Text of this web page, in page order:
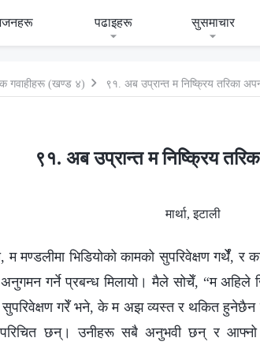
पढाइहरू सुसमाचार
गवाहीहरू (खण्ड ४) ९१. अब उप्रान्त म निष्क्रिय तरिका
९१. अब उप्रान्त म निष्क्रिय
मार्था, इटाली
मण्डलीमा भिडियोको कामको सुपरिवेक्षण गर्थेँ, र
गर्ने प्रबन्ध मिलायो। मैले सोचेँ, “म अहिले
गरेँ भने, के म अझ व्यस्त र थकित हुनेछैन
छन्। उनीहरू सबै अनुभवी छन् र आफ्नो